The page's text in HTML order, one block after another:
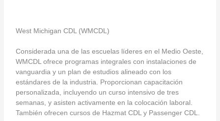
West Michigan CDL (WMCDL)
Considerada una de las escuelas líderes en el Medio Oeste,
WMCDL ofrece programas integrales con instalaciones de
vanguardia y un plan de estudios alineado con los
estándares de la industria. Proporcionan capacitación
personalizada, incluyendo un curso intensivo de tres
semanas, y asisten activamente en la colocación laboral.
También ofrecen cursos de Hazmat CDL y Passenger CDL.